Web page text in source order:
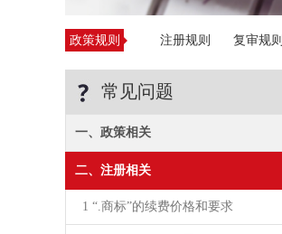
政策规则 注册规则 复审规则
常见问题
一、政策相关
二、注册相关
1 “.商标”的续费价格和要求